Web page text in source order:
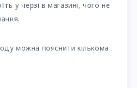
у черзі в магазині, чого не
можна пояснити кількома